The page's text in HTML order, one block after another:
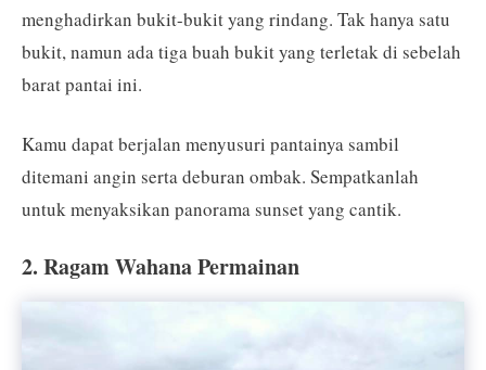
menghadirkan bukit-bukit yang rindang. Tak hanya satu
bukit, namun ada tiga buah bukit yang terletak di sebelah
barat pantai ini.
Kamu dapat berjalan menyusuri pantainya sambil
ditemani angin serta deburan ombak. Sempatkanlah
untuk menyaksikan panorama sunset yang cantik.
2. Ragam Wahana Permainan